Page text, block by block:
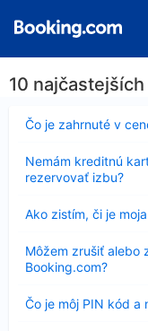
10
Čo je zahrnuté v
Nezobrazuje
sa
Nemám kreditnú
rezervovať izbu?
sa
Ako zistím, či je
sa
Môžem zrušiť alebo
Booking.com?
sa
Čo je môj PIN kód a
Nezobrazuje
sa